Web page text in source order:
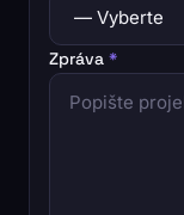
Zpráva *